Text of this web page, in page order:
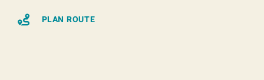
PLAN ROUTE